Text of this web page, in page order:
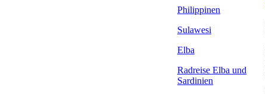
Philippinen
Sulawesi
Elba
Radreise Elba und
Sardinien